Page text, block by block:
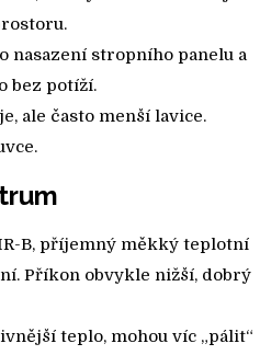
nasazení stropního panelu a
bez potíží.
ale často menší lavice.
B, příjemný měkký teplotní
Příkon obvykle nižší, dobrý
teplo, mohou víc „pálit“